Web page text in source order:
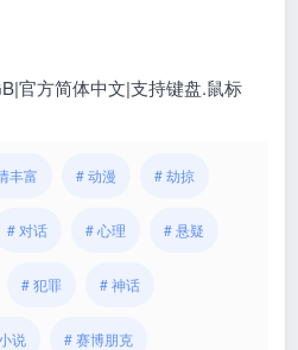
官方简体中文|支持键盘.鼠标
丰富 # 动漫 # 劫掠
# 对话 # 心理 # 悬疑
# 犯罪 # 神话
说 # 赛博朋克